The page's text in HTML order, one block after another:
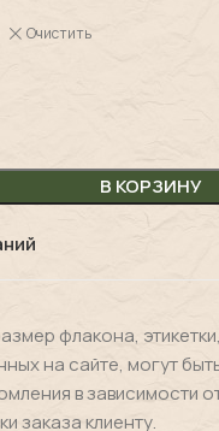
Очистить
В КОРЗИНУ
флакона,
на сайте, могут
в зависимости
заказа клиенту.